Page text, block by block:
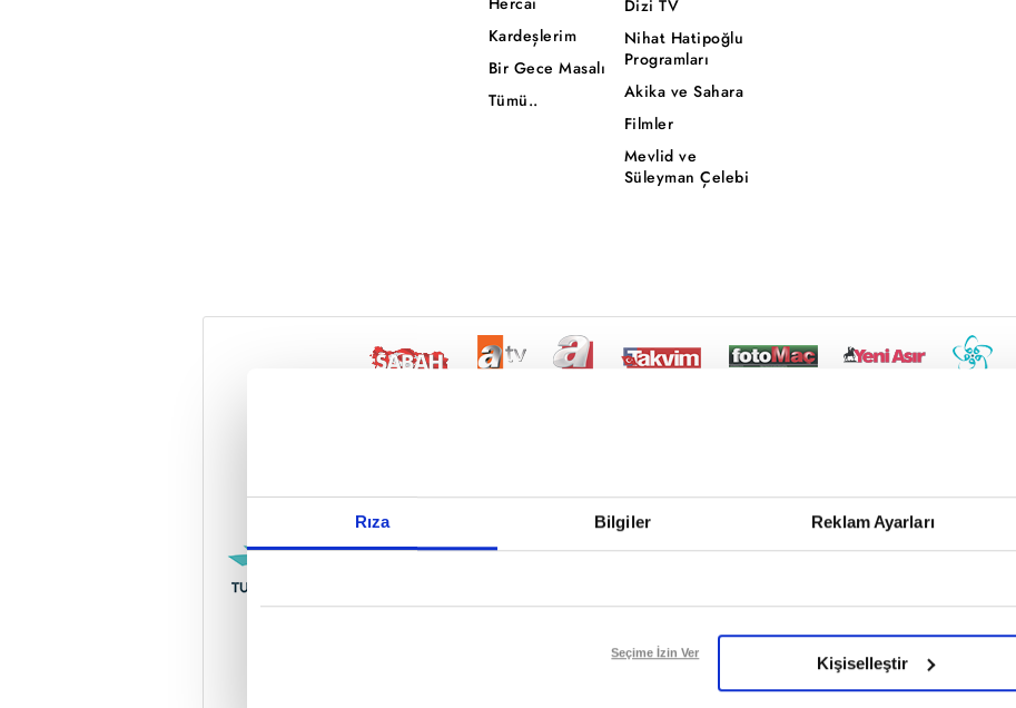
Rıza Bilgiler Reklam Ayarları
Reddet
Seçime İzin Ver
Kişiselleştir
Kardeşlerim
Bir Gece Masalı
Tümü..
Dizi TV
Nihat Hatipoğlu
Programları
Akika ve Sahara
Filmler
Mevlid ve
Süleyman Çelebi